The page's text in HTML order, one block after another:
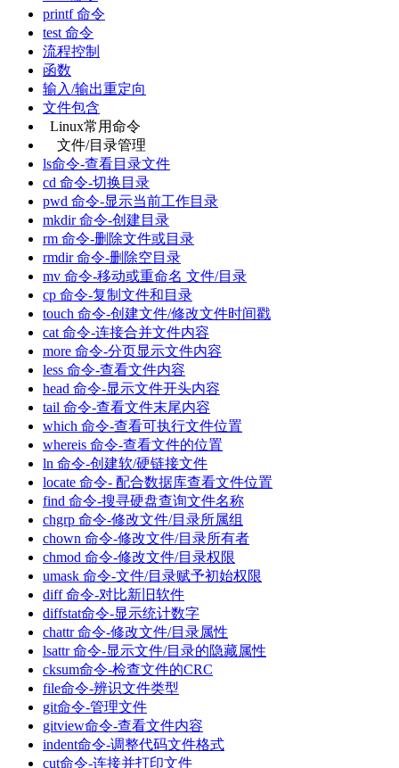
printf 命令
test 命令
流程控制
函数
输入/输出重定向
文件包含
Linux常用命令
文件/目录管理
ls命令-查看目录文件
cd 命令-切换目录
pwd 命令-显示当前工作目录
mkdir 命令-创建目录
rm 命令-删除文件或目录
rmdir 命令-删除空目录
mv 命令-移动或重命名 文件/目录
cp 命令-复制文件和目录
touch 命令-创建文件/修改文件时间戳
cat 命令-连接合并文件内容
more 命令-分页显示文件内容
less 命令-查看文件内容
head 命令-显示文件开头内容
tail 命令-查看文件末尾内容
which 命令-查看可执行文件位置
whereis 命令-查看文件的位置
ln 命令-创建软/硬链接文件
locate 命令- 配合数据库查看文件位置
find 命令-搜寻硬盘查询文件名称
chgrp 命令-修改文件/目录所属组
chown 命令-修改文件/目录所有者
chmod 命令-修改文件/目录权限
umask 命令-文件/目录赋予初始权限
diff 命令-对比新旧软件
diffstat命令-显示统计数字
chattr 命令-修改文件/目录属性
lsattr 命令-显示文件/目录的隐藏属性
cksum命令-检查文件的CRC
file命令-辨识文件类型
git命令-管理文件
gitview命令-查看文件内容
indent命令-调整代码文件格式
cut命令-连接并打印文件